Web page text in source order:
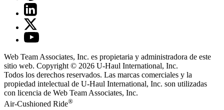
Web Team Associates, Inc. es propietaria y administradora de este
sitio web. Copyright © 2026 U-Haul International, Inc.
Todos los derechos reservados. Las marcas comerciales y la
propiedad intelectual de U-Haul International, Inc. son utilizadas
con licencia de Web Team Associates, Inc.
Air-Cushioned Ride®